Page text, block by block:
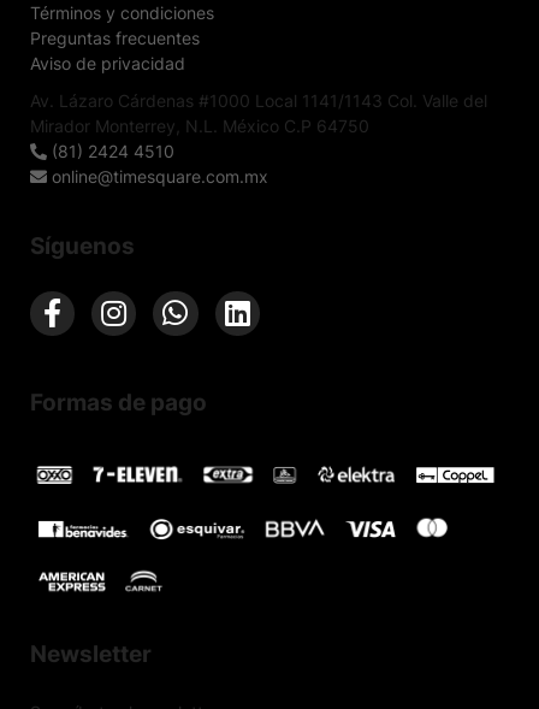
Términos y condiciones
Preguntas frecuentes
Aviso de privacidad
Av. Lázaro Cárdenas #1000 Local 1141/1143 Col. Valle del
Mirador Monterrey, N.L. México C.P 64750
(81) 2424 4510
online@timesquare.com.mx
Síguenos
Formas de pago
Newsletter